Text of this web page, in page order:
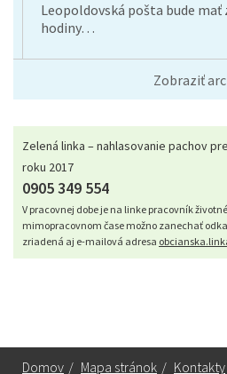
Leopoldovská pošta bude
hodiny…
Zobraziť
Zelená linka – nahlasovanie pachov
roku 2017
0905 349 554
V pracovnej dobe je na linke pracovník
mimopracovnom čase možno zanechať
zriadená aj e-mailová adresa
Domov / Mapa stránok / Kontakty